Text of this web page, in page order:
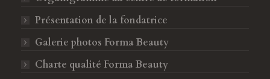
s
t
Présentation de la fondatrice
Galerie photos Forma Beauty
Charte qualité Forma Beauty